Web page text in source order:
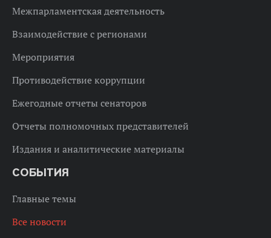
Межпарламентская деятельность
Взаимодействие с регионами
Мероприятия
Противодействие коррупции
Ежегодные отчеты сенаторов
Отчеты полномочных представителей
Издания и аналитические материалы
СОБЫТИЯ
Главные темы
Все новости